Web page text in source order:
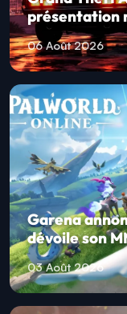
présentation
06 Août 2026
Garena
dévoile son
03 Août 2026